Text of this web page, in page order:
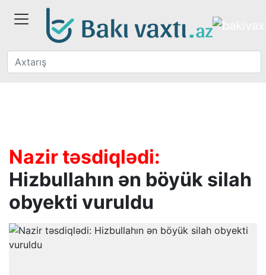
Nazir təsdiqlədi:
Hizbullahın ən böyük silah
obyekti vuruldu